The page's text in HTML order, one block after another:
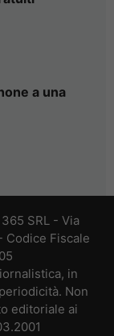
a una
SRL - Via
Codice Fiscale
in
Non
editoriale ai